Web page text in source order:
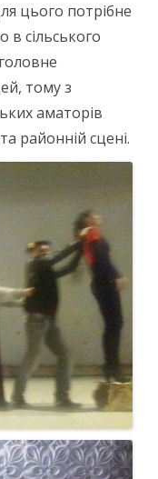
цього потрібне
в сільського
тому з
аматорів
районній сцені.